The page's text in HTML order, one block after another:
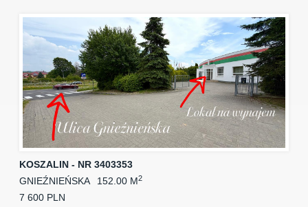
KOSZALIN - NR 3403353
GNIEŹNIEŃSKA
152.00 M2
7 600 PLN